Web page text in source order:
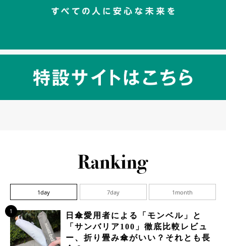
1day 7day 1month
1
日傘愛用者による「モンベル」と
「サンバリア100」徹底比較レビュ
ー、折り畳み傘がいい？それとも長